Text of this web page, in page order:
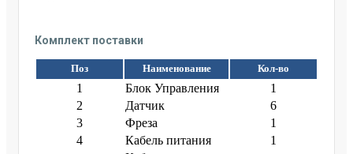
Комплект поставки
Поз Наименование Кол-во
1 Блок Управления
1
2
Датчик
6
3
Фреза
1
4
Кабель питания
1